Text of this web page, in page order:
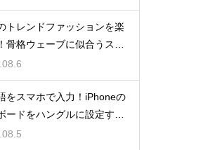
トレンドファッションを楽
骨格ウェーブに似合うスタ
特徴
をスマホで入力！iPhoneの
ードをハングルに設定する